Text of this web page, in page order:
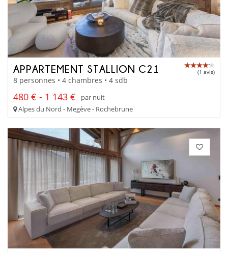
APPARTEMENT STALLION C21 (1 avis)
8 personnes • 4 chambres • 4 sdb
480 € - 1 143 €
par nuit
Alpes du Nord - Megève - Rochebrune